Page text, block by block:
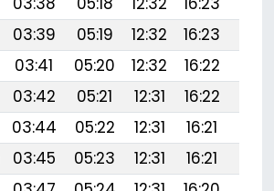
03:39 05:19 12:32 16:23
03:41 05:20 12:32 16:22
03:42 05:21 12:31 16:22
03:44 05:22 12:31 16:21
03:45 05:23 12:31 16:21